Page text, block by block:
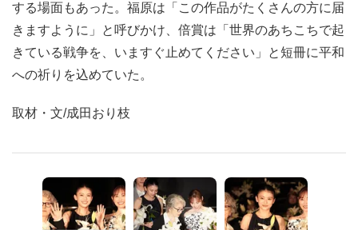
する場面もあった。福原は「この作品がたくさんの方に届
きますように」と呼びかけ、倍賞は「世界のあちこちで起
きている戦争を、いますぐ止めてください」と短冊に平和
への祈りを込めていた。
取材・文/成田おり枝